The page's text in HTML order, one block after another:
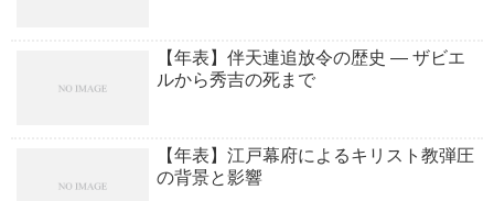
【年表】伴天連追放令の歴史 ― ザビエ
ルから秀吉の死まで
【年表】江戸幕府によるキリスト教弾圧
の背景と影響